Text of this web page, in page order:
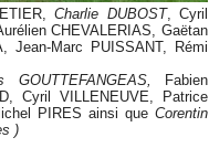
Charlie DUBOST, Cyril
CHEVALERIAS, Gaëtan
Jean-Marc PUISSANT, Rémi
GOUTTEFANGEAS, Fabien
Cyril VILLENEUVE, Patrice
PIRES ainsi que Corentin
)